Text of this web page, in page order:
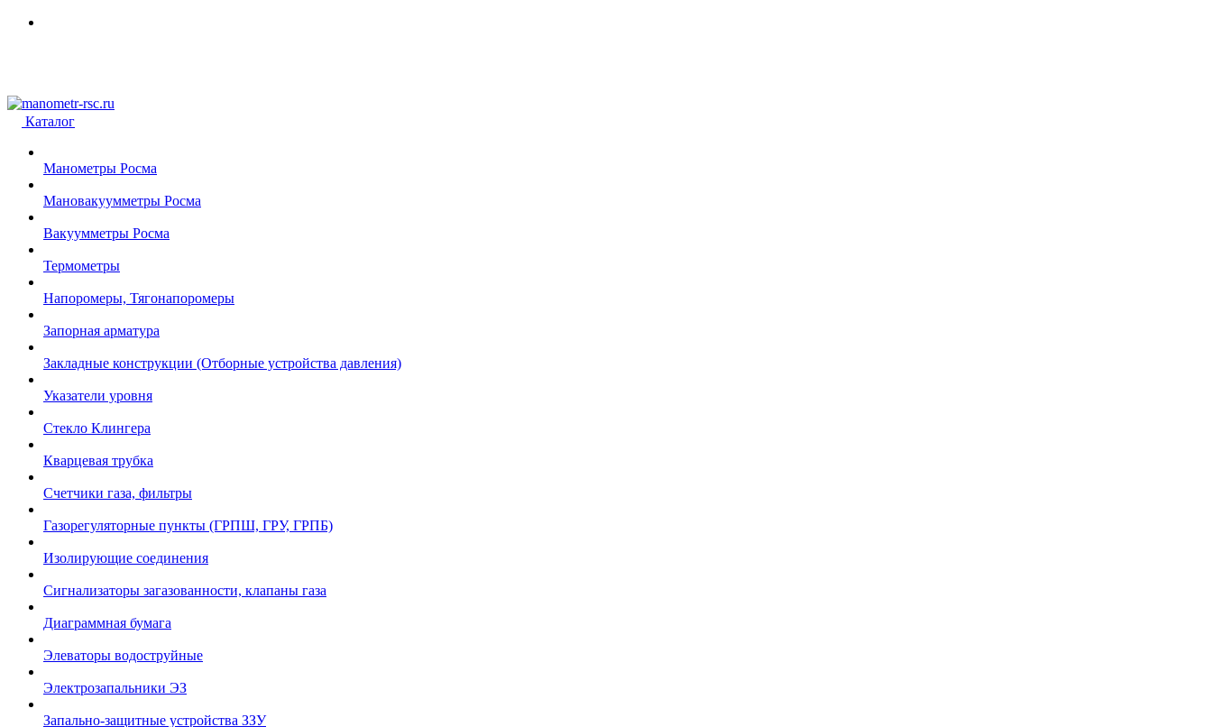
Каталог
Манометры Росма
Мановакуумметры Росма
Вакуумметры Росма
Термометры
Напоромеры, Тягонапоромеры
Запорная арматура
Закладные конструкции (Отборные устройства давления)
Указатели уровня
Стекло Клингера
Кварцевая трубка
Счетчики газа, фильтры
Газорегуляторные пункты (ГРПШ, ГРУ, ГРПБ)
Изолирующие соединения
Сигнализаторы загазованности, клапаны газа
Диаграммная бумага
Элеваторы водоструйные
Электрозапальники ЭЗ
Запально-защитные устройства ЗЗУ